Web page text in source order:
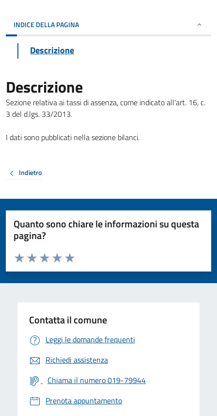
INDICE DELLA PAGINA
Descrizione
Descrizione
Sezione relativa ai tassi di assenza, come indicato all'art. 16, c.
3 del d.lgs. 33/2013.
I dati sono pubblicati nella sezione bilanci.
Indietro
Quanto sono chiare le informazioni su questa
pagina?
Valuta da 1 a 5 stelle la pagina
Valuta 5 stelle su 5
Valuta 4 stelle su 5
Valuta 3 stelle su 5
Valuta 2 stelle su 5
Valuta 1 stelle su 5
Contatta il comune
Leggi le domande frequenti
Richiedi assistenza
Chiama il numero 019-79944
Prenota appuntamento